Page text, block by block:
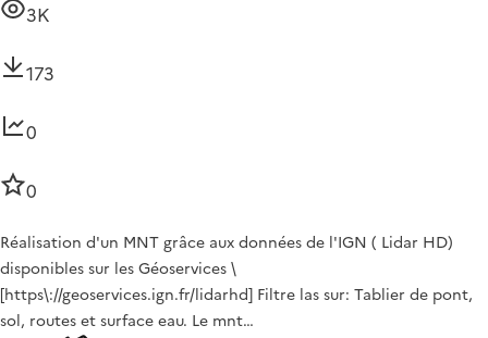
3K
173
0
0
Réalisation d'un MNT grâce aux données de l'IGN ( Lidar HD)
disponibles sur les Géoservices \
[https\://geoservices.ign.fr/lidarhd] Filtre las sur: Tablier de pont,
sol, routes et surface eau. Le mnt…